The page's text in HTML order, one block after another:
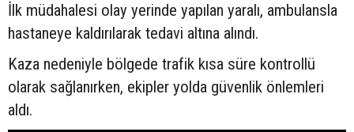
İlk müdahalesi olay yerinde yapılan yaralı, ambulansla
hastaneye kaldırılarak tedavi altına alındı.
Kaza nedeniyle bölgede trafik kısa süre kontrollü
olarak sağlanırken, ekipler yolda güvenlik önlemleri
aldı.